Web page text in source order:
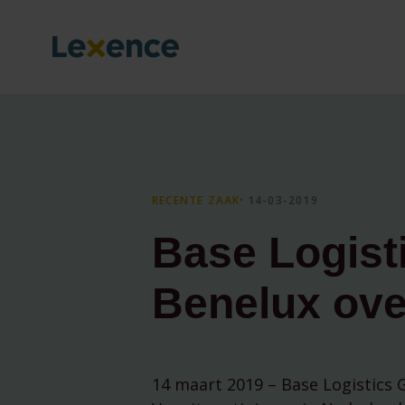
RECENTE ZAAK⸱ 14-03-2019
Base
Benelux
14 maart 2019 – Base Logistics